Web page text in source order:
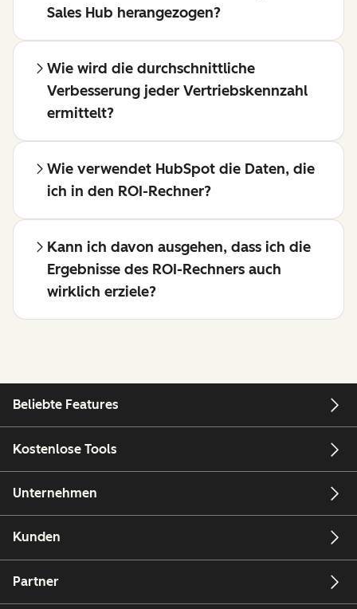
Sales Hub herangezogen?
Wie wird die durchschnittliche
Verbesserung jeder Vertriebskennzahl
ermittelt?
Wie verwendet HubSpot die Daten, die
ich in den ROI-Rechner?
Kann ich davon ausgehen, dass ich die
Ergebnisse des ROI-Rechners auch
wirklich erziele?
Beliebte Features
Kostenlose Tools
Unternehmen
Kunden
Partner